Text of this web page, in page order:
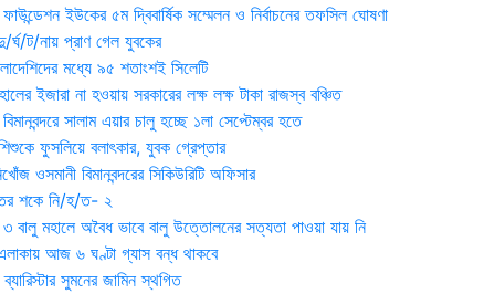
ইউকের ৫ম দ্বিবার্ষিক সম্মেলন ও নির্বাচনের তফসিল ঘোষণা
ট/নায় প্রাণ গেল যুবকের
মধ্যে ৯৫ শতাংশই সিলেটি
ইজারা না হওয়ায় সরকারের লক্ষ লক্ষ টাকা রাজস্ব বঞ্চিত
সালাম এয়ার চালু হচ্ছে ১লা সেপ্টেম্বর হতে
ফুসলিয়ে বলাৎকার, যুবক গ্রেপ্তার
ওসমানী বিমানবন্দরের সিকিউরিটি অফিসার
শকে নি/হ/ত- ২
বালু মহালে অবৈধ ভাবে বালু উত্তোলনের সত্যতা পাওয়া যায় নি
আজ ৬ ঘণ্টা গ্যাস বন্ধ থাকবে
সুমনের জামিন স্থগিত